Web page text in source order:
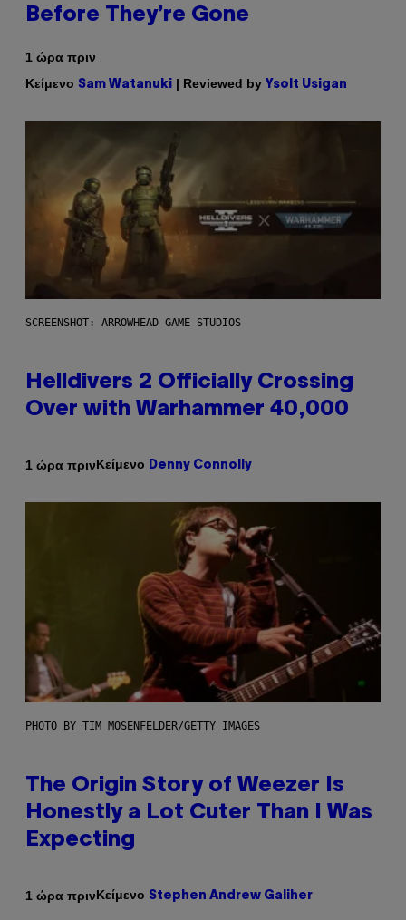
Before They’re Gone
1 ώρα πριν
Κείμενο Sam Watanuki | Reviewed by Ysolt Usigan
SCREENSHOT: ARROWHEAD GAME STUDIOS
Helldivers 2 Officially Crossing
Over with Warhammer 40,000
1 ώρα πρινΚείμενο Denny Connolly
PHOTO BY TIM MOSENFELDER/GETTY IMAGES
The Origin Story of Weezer Is
Honestly a Lot Cuter Than I Was
Expecting
1 ώρα πρινΚείμενο Stephen Andrew Galiher